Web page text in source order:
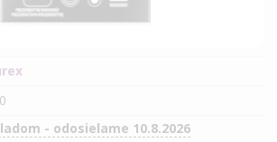
- odosielame 10.8.2026